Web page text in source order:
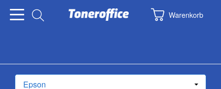
Warenkorb